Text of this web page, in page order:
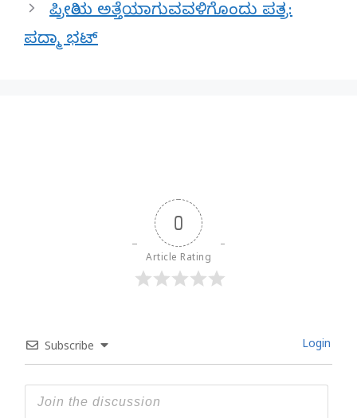
ಪ್ರೀತಿಯ ಅತ್ತೆಯಾಗುವವಳಿಗೊಂದು ಪತ್ರ:
ಪದ್ಮಾ ಭಟ್
0
Article Rating
Subscribe Login